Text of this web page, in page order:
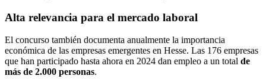
Alta relevancia para el mercado laboral
El concurso también documenta anualmente la importancia
económica de las empresas emergentes en Hesse. Las 176 empresas
que han participado hasta ahora en 2024 dan empleo a un total de
más de 2.000 personas.